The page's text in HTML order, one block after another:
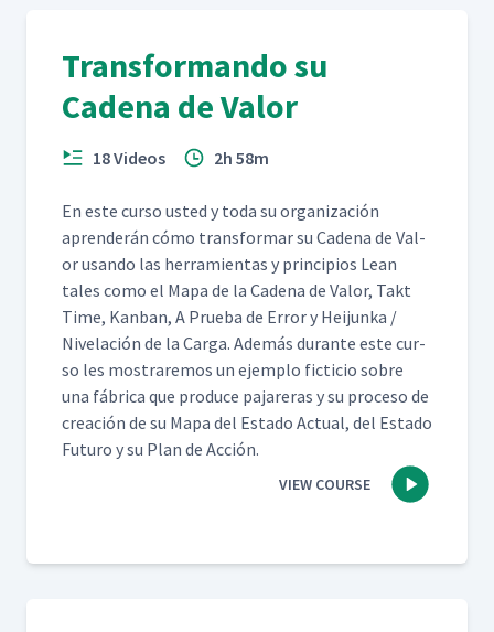
Transformando su
Cadena de Valor
18 Videos 2h 58m
En este cur­so ust­ed y toda su orga­ni­zación
apren­derán cómo trans­for­mar su Cade­na de Val­
or usan­do las her­ramien­tas y prin­ci­p­ios Lean
tales como el Mapa de la Cade­na de Val­or, Takt
Time, Kan­ban, A Prue­ba de Error y Hei­jun­ka /
Nivelación de la Car­ga. Además durante este cur­
so les mostraremos un ejem­p­lo fic­ti­cio sobre
una fábri­ca que pro­duce pajar­eras y su pro­ce­so de
creación de su Mapa del Esta­do Actu­al, del Esta­do
Futuro y su Plan de Acción.
VIEW COURSE